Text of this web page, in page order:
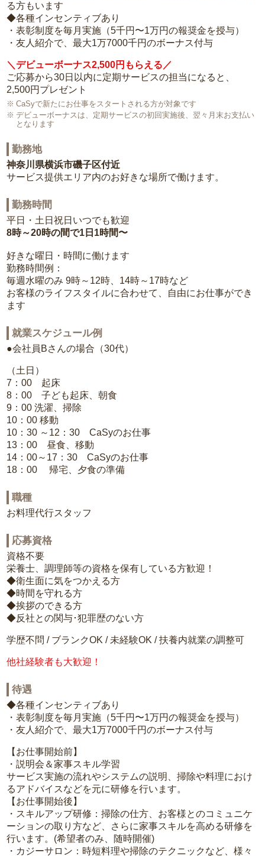
る方もいます
◆各種インセンティブあり
・表彰制度を毎月実施（5千円〜1万円の報奨金を授与）
・友人紹介で、最大1万7000千円のボーナス付与
＼デビューボーナス2,500円もらえる／
ご応募から30日以内に定期サービスの担当になると、
2,500円プレゼント
CaSyで新たにお仕事をスタートされる方が対象です
デビューボーナスは、定期サービスの初回実施後、翌々月末お支払い
となります
勤務地
神奈川県横浜市磯子区付近
サービス提供エリア内のお好きな場所で働けます。
勤務時間
平日・土日祝日いつでも歓迎
8時～20時の間で1日1時間〜
好きな曜日・時間に働けます
勤務時間例：
毎週水曜のみ 9時～12時、14時～17時など
お客様のライフスタイルに合わせて、自由にお仕事ができ
ます
就業スケジュール例
●会社員Bさんの場合（30代）
（土日）
7：00 起床
8：00 子ども起床、朝食
9：00 洗濯、掃除
10：00 移動
10：30 ～12：30 CaSyのお仕事
13：00 昼食、移動
14：00～17：30 CaSyのお仕事
18：00 帰宅、夕食の準備
職種
お料理代行スタッフ
応募資格
資格不要
栄養士、調理師等の資格を保有している方歓迎！
◆衛生面に気をつかえる方
◆時間を守れる方
◆挨拶のできる方
◆反社との関与･犯罪歴のない方
学歴不問 / ブランクOK / 未経験OK / 扶養内就業の調整可
他社経験者も大歓迎！
待遇
◆各種インセンティブあり
・表彰制度を毎月実施（5千円〜1万円の報奨金を授与）
・友人紹介で、最大1万7000千円のボーナス付与
【お仕事開始前】
・説明会＆家事スキル学習
サービス実施の流れやシステムの説明、掃除や料理におけ
るアドバイスなどを元に研修を行います。
【お仕事開始後】
・スキルアップ研修：掃除の仕方、お客様とのコミュニケ
ーションの取り方など、さらに家事スキルを高める研修を
行います。(希望者のみ、随時開催)
・カジーサロン：時短料理や掃除のテクニックなど、様々